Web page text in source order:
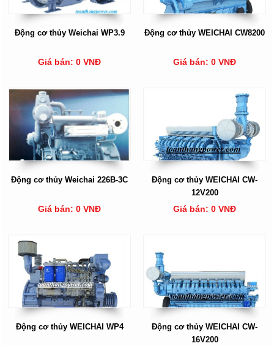
Động cơ thủy Weichai WP3.9
Giá bán: 0 VNĐ
Động cơ thủy WEICHAI CW8200
Giá bán: 0 VNĐ
Động cơ thủy Weichai 226B-3C
Giá bán: 0 VNĐ
Động cơ thủy WEICHAI CW-
12V200
Giá bán: 0 VNĐ
Động cơ thủy WEICHAI WP4
Động cơ thủy WEICHAI CW-
16V200